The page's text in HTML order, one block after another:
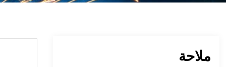
ملاحة